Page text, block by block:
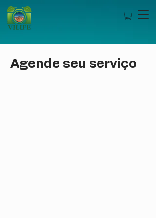
Agende seu serviço